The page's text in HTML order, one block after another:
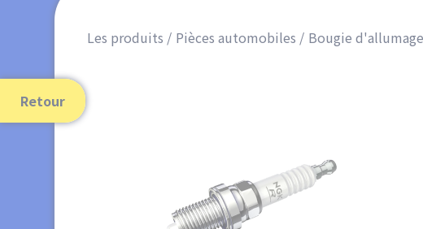
Les produits Pièces automobiles Bougie d'allumage
Retour